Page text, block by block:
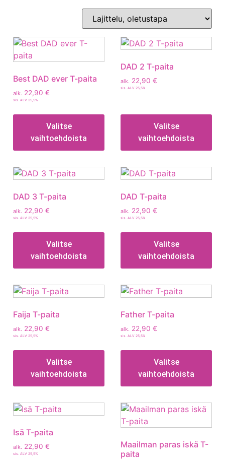
Best DAD ever T-paita
alk. 22,90 €
sis. ALV 25,5%
Valitse
vaihtoehdoista
DAD 2 T-paita
alk. 22,90 €
sis. ALV 25,5%
Valitse
vaihtoehdoista
DAD 3 T-paita
alk. 22,90 €
sis. ALV 25,5%
Valitse
vaihtoehdoista
DAD T-paita
alk. 22,90 €
sis. ALV 25,5%
Valitse
vaihtoehdoista
Faija T-paita
alk. 22,90 €
sis. ALV 25,5%
Valitse
vaihtoehdoista
Father T-paita
alk. 22,90 €
sis. ALV 25,5%
Valitse
vaihtoehdoista
Isä T-paita
alk. 22,90 €
sis. ALV 25,5%
Maailman paras iskä T-
paita